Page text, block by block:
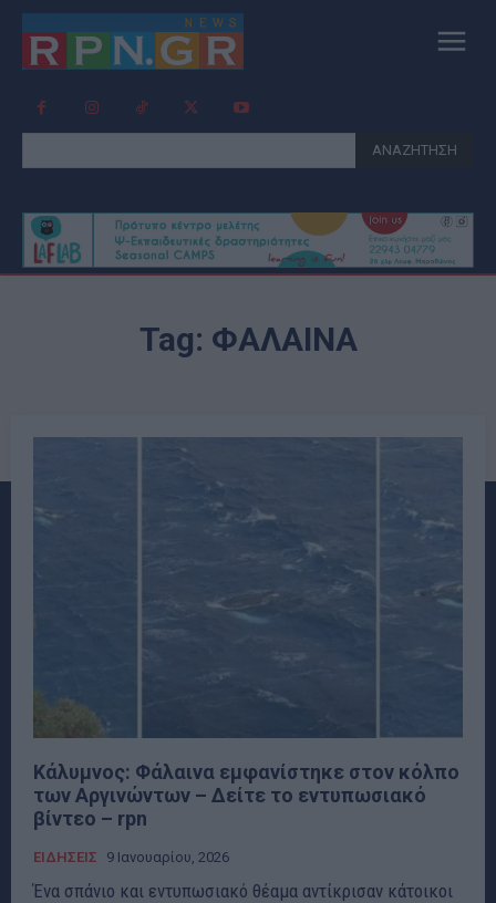
ΑΝΑΖΗΤΗΣΗ
Tag: ΦΑΛΑΙΝΑ
Κάλυμνος: Φάλαινα εμφανίστηκε στον κόλπο
των Αργινώντων – Δείτε το εντυπωσιακό
βίντεο – rpn
ΕΙΔΗΣΕΙΣ 9 Ιανουαρίου, 2026
Ένα σπάνιο και εντυπωσιακό θέαμα αντίκρισαν κάτοικοι